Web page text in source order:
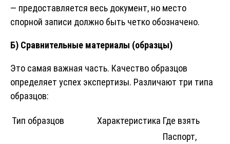
— предоставляется весь документ, но место
спорной записи должно быть четко обозначено.
Б) Сравнительные материалы (образцы)
Это самая важная часть. Качество образцов
определяет успех экспертизы. Различают три типа
образцов:
Тип образцов Характеристика Где взять
Паспорт,